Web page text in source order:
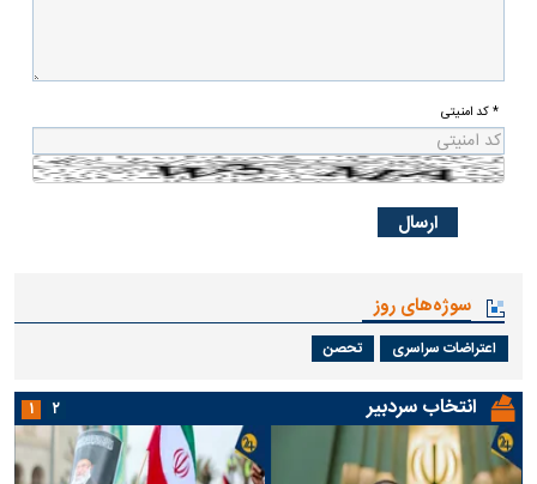
* کد امنیتی
سوژه‌های روز
اعتراضات سراسری تحصن
انتخاب سردبیر ۱ ۲